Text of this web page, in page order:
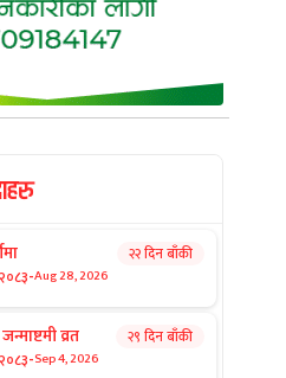
-Aug 28, 2026
२२ दिन बाँकी
व्रत
-Sep 4, 2026
२९ दिन बाँकी